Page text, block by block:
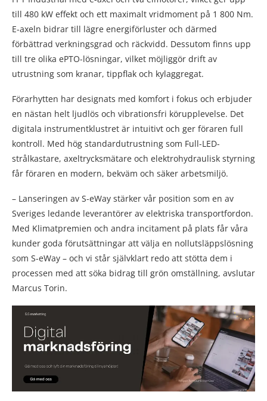
till 480 kW effekt och ett maximalt vridmoment på 1 800 Nm.
E-axeln bidrar till lägre energiförluster och därmed
förbättrad verkningsgrad och räckvidd. Dessutom finns upp
till tre olika ePTO-lösningar, vilket möjliggör drift av
utrustning som kranar, tippflak och kylaggregat.
Förarhytten har designats med komfort i fokus och erbjuder
en nästan helt ljudlös och vibrationsfri körupplevelse. Det
digitala instrumentklustret är intuitivt och ger föraren full
kontroll. Med hög standardutrustning som Full-LED-
strålkastare, axeltrycksmätare och elektrohydraulisk styrning
får föraren en modern, bekväm och säker arbetsmiljö.
– Lanseringen av S-eWay stärker vår position som en av
Sveriges ledande leverantörer av elektriska transportfordon.
Med Klimatpremien och andra incitament på plats får våra
kunder goda förutsättningar att välja en nollutsläppslösning
som S-eWay – och vi står självklart redo att stötta dem i
processen med att söka bidrag till grön omställning, avslutar
Marcus Torin.